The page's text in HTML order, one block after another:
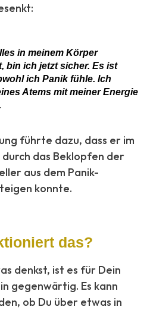
in meinem Körper
bin ich jetzt sicher. Es ist
ich Panik fühle. Ich
Atems mit meiner Energie
führte dazu, dass er im
das Beklopfen der
aus dem Panik-
konnte.
das?
denkst, ist es für Dein
gegenwärtig. Es kann
ob Du über etwas in